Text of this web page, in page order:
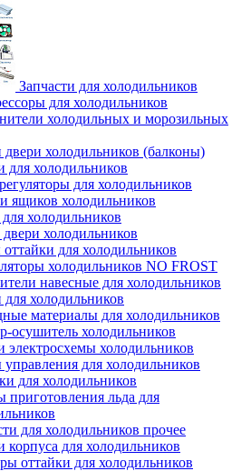
Запчасти для холодильников
для холодильников
холодильных и морозильных
холодильников (балконы)
холодильников
для холодильников
ящиков холодильников
холодильников
холодильников
для холодильников
холодильников NO FROST
навесные для холодильников
холодильников
материалы для холодильников
осушитель холодильников
электросхемы холодильников
для холодильников
для холодильников
льда для
для холодильников прочее
корпуса для холодильников
оттайки для холодильников